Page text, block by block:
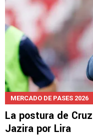
MERCADO DE PASES 2026
La postura de
Jazira por Lira